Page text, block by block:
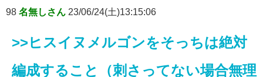
98 名無しさん 23/06/24(土)13:15:06
>>ヒスイヌメルゴンをそっちは絶対
編成すること（刺さってない場合無理